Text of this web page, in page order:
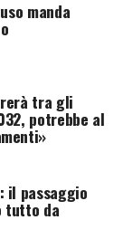
manda
tra gli
potrebbe al
il passaggio
tutto da